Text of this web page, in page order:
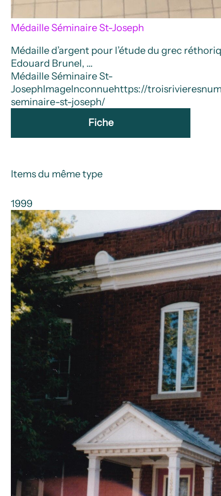
Médaille Séminaire St-Joseph
Médaille d’argent pour l’étude du grec
Edouard Brunel, …
Médaille Séminaire St-
JosephImageInconnuehttps://
seminaire-st-joseph/
Fiche
Items du même type
1999